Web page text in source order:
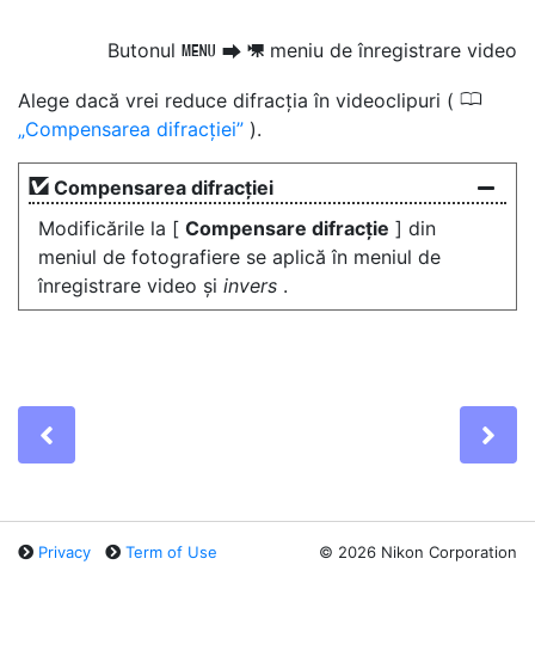
Butonul G U 1 meniu de înregistrare video
Alege dacă vrei reduce difracția în videoclipuri ( 0
Compensarea difracției ).
Compensarea difracției
Modificările la [ Compensare difracție ] din
meniul de fotografiere se aplică în meniul de
înregistrare video și invers .
Privacy Term of Use © 2026 Nikon Corporation